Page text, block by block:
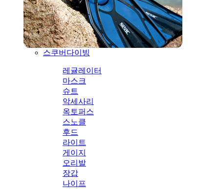
스쿠버다이빙
레귤레이터
마스크
슈트
악세사리
옥토퍼스
스노클
후드
라이트
게이지
오리발
장갑
나이프